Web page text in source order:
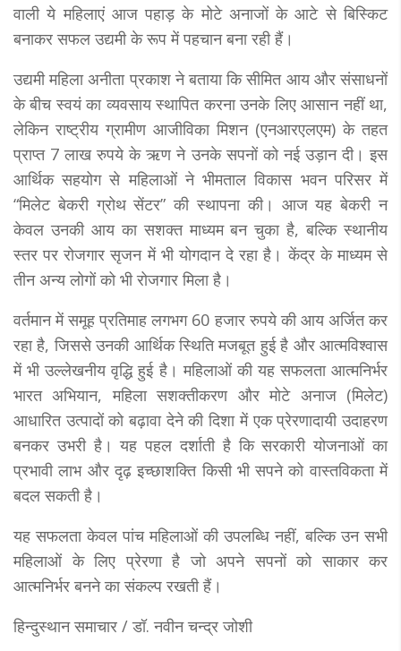
वाली ये महिलाएं आज पहाड़ के मोटे अनाजों के आटे से बिस्किट
बनाकर सफल उद्यमी के रूप में पहचान बना रही हैं।
उद्यमी महिला अनीता प्रकाश ने बताया कि सीमित आय और संसाधनों
के बीच स्वयं का व्यवसाय स्थापित करना उनके लिए आसान नहीं था,
लेकिन राष्ट्रीय ग्रामीण आजीविका मिशन (एनआरएलएम) के तहत
प्राप्त 7 लाख रुपये के ऋण ने उनके सपनों को नई उड़ान दी। इस
आर्थिक सहयोग से महिलाओं ने भीमताल विकास भवन परिसर में
“मिलेट बेकरी ग्रोथ सेंटर” की स्थापना की। आज यह बेकरी न
केवल उनकी आय का सशक्त माध्यम बन चुका है, बल्कि स्थानीय
स्तर पर रोजगार सृजन में भी योगदान दे रहा है। केंद्र के माध्यम से
तीन अन्य लोगों को भी रोजगार मिला है।
वर्तमान में समूह प्रतिमाह लगभग 60 हजार रुपये की आय अर्जित कर
रहा है, जिससे उनकी आर्थिक स्थिति मजबूत हुई है और आत्मविश्वास
में भी उल्लेखनीय वृद्धि हुई है। महिलाओं की यह सफलता आत्मनिर्भर
भारत अभियान, महिला सशक्तीकरण और मोटे अनाज (मिलेट)
आधारित उत्पादों को बढ़ावा देने की दिशा में एक प्रेरणादायी उदाहरण
बनकर उभरी है। यह पहल दर्शाती है कि सरकारी योजनाओं का
प्रभावी लाभ और दृढ़ इच्छाशक्ति किसी भी सपने को वास्तविकता में
बदल सकती है।
यह सफलता केवल पांच महिलाओं की उपलब्धि नहीं, बल्कि उन सभी
महिलाओं के लिए प्रेरणा है जो अपने सपनों को साकार कर
आत्मनिर्भर बनने का संकल्प रखती हैं।
हिन्दुस्थान समाचार / डॉ. नवीन चन्द्र जोशी